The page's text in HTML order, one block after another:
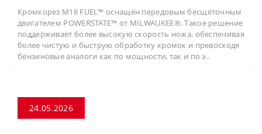
Кромкорез M18 FUEL™ оснащён передовым бесщёточным
двигателем POWERSTATE™ от MILWAUKEE®. Такое решение
поддерживает более высокую скорость ножа, обеспечивая
более чистую и быструю обработку кромок и превосходя
бензиновые аналоги как по мощности, так и по э..
24.05.2026